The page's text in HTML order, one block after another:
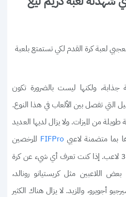
لعبة كرة القدم لكي تستمتع بلعبة
ولكنها ليست بالضرورة تكون
التي تفصل بين الألعاب في هذا النوع.
من الميزات. ولا يزال لديها العديد
بما متضمنة لاعبي FIFPro المرخصين
ولكن الآن مع أكثر من 3500 لاعب. إذا كنت تعرف أي شيء عن كرة
اللاعبين مثل كريستيانو رونالد،
أجويرو، والمزيد. لا يزال هناك الكثير